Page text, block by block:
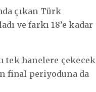
çıkan Türk
ve farkı 18’e kadar
tek hanelere çekecek
final periyoduna da